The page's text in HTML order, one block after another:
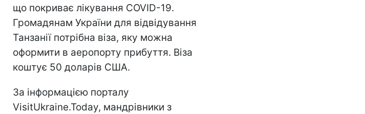
що покриває лікування COVID-19.
Громадянам України для відвідування
Танзанії потрібна віза, яку можна
оформити в аеропорту прибуття. Віза
коштує 50 доларів США.
За інформацією порталу
VisitUkraine.Today, мандрівники з